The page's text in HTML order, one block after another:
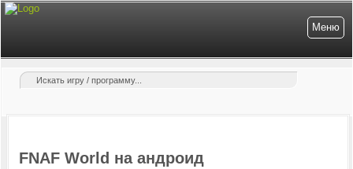
Меню
FNAF World на андроид